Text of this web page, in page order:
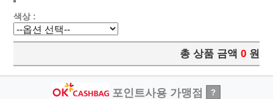
색상 :
총 상품 금액 0 원
포인트사용 가맹점 ?